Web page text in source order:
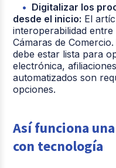
Digitalizar los
desde el inicio: El
interoperabilidad
Cámaras de
debe estar lista para
electrónica,
automatizados son
opciones.
Así funciona
con tecnología